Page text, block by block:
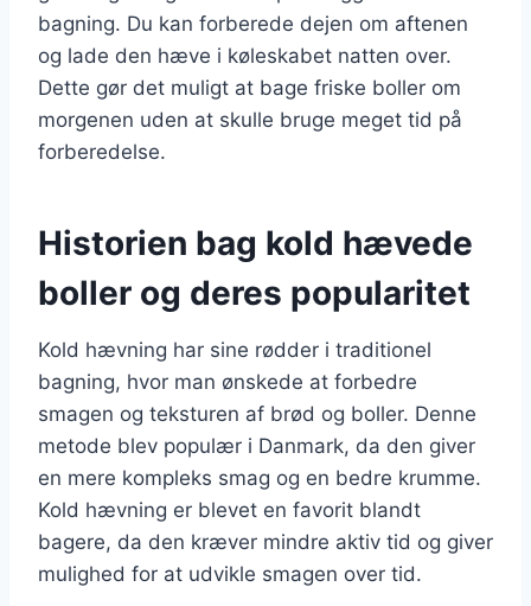
bagning. Du kan forberede dejen om aftenen
og lade den hæve i køleskabet natten over.
Dette gør det muligt at bage friske boller om
morgenen uden at skulle bruge meget tid på
forberedelse.
Historien bag kold hævede
boller og deres popularitet
Kold hævning har sine rødder i traditionel
bagning, hvor man ønskede at forbedre
smagen og teksturen af brød og boller. Denne
metode blev populær i Danmark, da den giver
en mere kompleks smag og en bedre krumme.
Kold hævning er blevet en favorit blandt
bagere, da den kræver mindre aktiv tid og giver
mulighed for at udvikle smagen over tid.